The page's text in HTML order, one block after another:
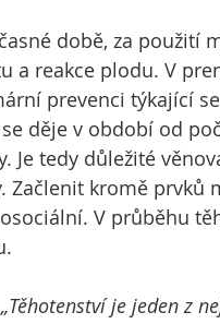
době, za použití
a reakce plodu. V
prevenci týkající
děje v období od
Je tedy důležité
Začlenit kromě prvků
V průběhu
„Těhotenství je